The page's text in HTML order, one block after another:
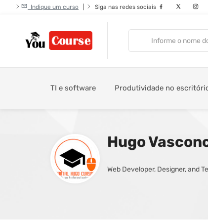
Indique um curso Siga nas redes sociais
TI e software Produtividade no
Hugo
Web Developer, Designer, and